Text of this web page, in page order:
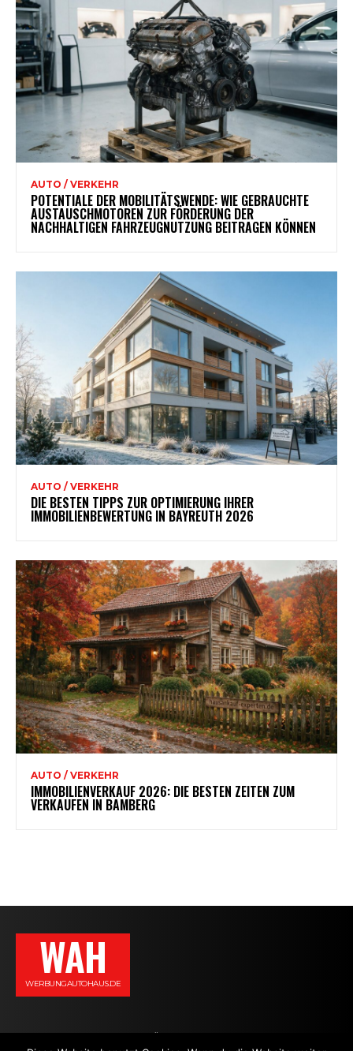
AUTO / VERKEHR
POTENTIALE DER MOBILITÄTSWENDE: WIE GEBRAUCHTE
AUSTAUSCHMOTOREN ZUR FÖRDERUNG DER
NACHHALTIGEN FAHRZEUGNUTZUNG BEITRAGEN KÖNNEN
AUTO / VERKEHR
DIE BESTEN TIPPS ZUR OPTIMIERUNG IHRER
IMMOBILIENBEWERTUNG IN BAYREUTH 2026
AUTO / VERKEHR
IMMOBILIENVERKAUF 2026: DIE BESTEN ZEITEN ZUM
VERKAUFEN IN BAMBERG
WAH
WERBUNGAUTOHAUS.DE
AGB DATENSCHUTZERKLÄRUNG